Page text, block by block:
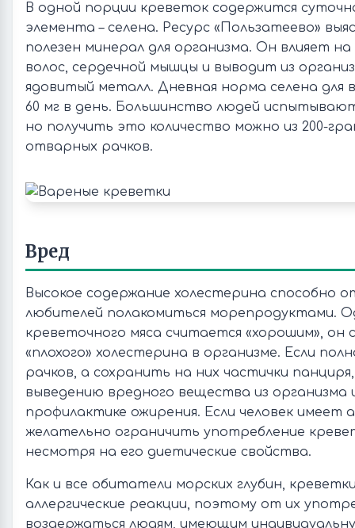
В одной порции креветок содержится
элемента – селена. Ресурс «Пользатеево»
полезен минерал для организма. Он влияет
волос, сердечной мышцы и выводит из
ядовитый металл. Дневная норма селена для
60 мг в день. Большинство людей
но получить это количество можно из 200-
отварных рачков.
Вред
Высокое содержание холестерина способно
любителей полакомиться морепродуктами.
креветочного мяса считается «хорошим», он
«плохого» холестерина в организме. Если
рачков, а сохранить на них частички
выведению вредного вещества из организма
профилактике ожирения. Если человек имеет
желательно ограничить употребление
несмотря на его диетические свойства.
Как и все обитатели морских глубин,
аллергические реакции, поэтому от их
воздержаться людям, имеющим